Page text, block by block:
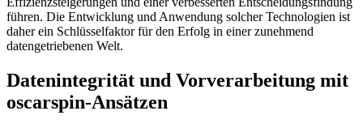
führen. Die Entwicklung und Anwendung solcher Technologien ist
daher ein Schlüsselfaktor für den Erfolg in einer zunehmend
datengetriebenen Welt.
Datenintegrität und Vorverarbeitung mit
oscarspin-Ansätzen